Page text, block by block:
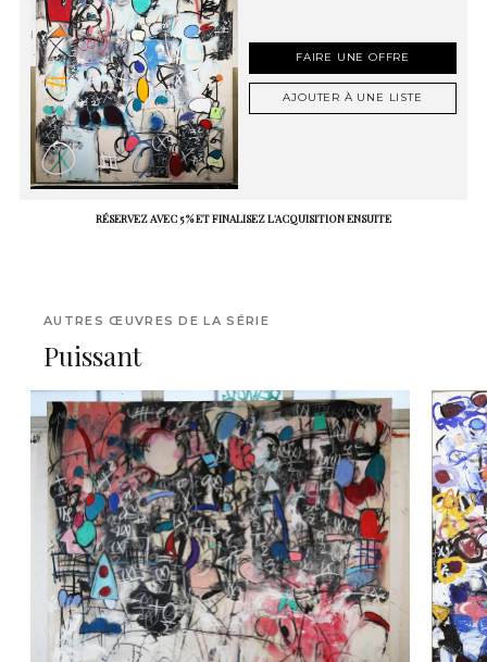
FAIRE UNE OFFRE
AJOUTER À UNE LISTE
RÉSERVEZ AVEC 5 % ET FINALISEZ L'ACQUISITION ENSUITE
AUTRES ŒUVRES DE LA SÉRIE
Puissant